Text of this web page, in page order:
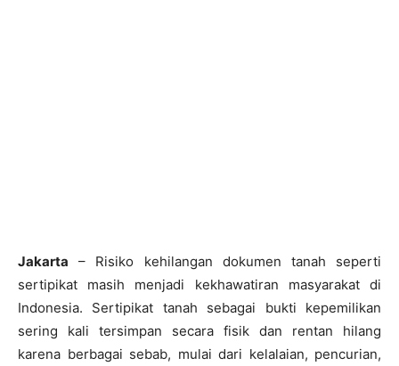
Jakarta – Risiko kehilangan dokumen tanah seperti
sertipikat masih menjadi kekhawatiran masyarakat di
Indonesia. Sertipikat tanah sebagai bukti kepemilikan
sering kali tersimpan secara fisik dan rentan hilang
karena berbagai sebab, mulai dari kelalaian, pencurian,